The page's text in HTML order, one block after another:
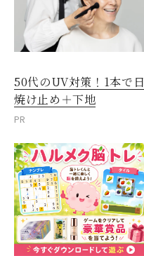
50代のUV対策！1本で日
焼け止め＋下地
PR